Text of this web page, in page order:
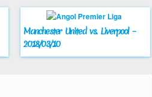
Manchester United vs. Liverpool –
2018/03/10